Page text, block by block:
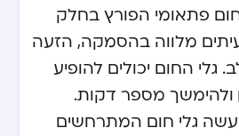
פתאומי הפורץ בחלק
מלווה בהסמקה, הזעה
גלי החום יכולים להופיע
ולהימשך מספר דקות.
גלי חום המתרחשים